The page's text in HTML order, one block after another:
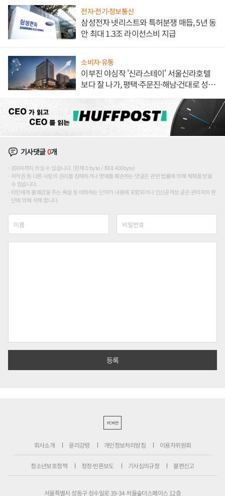
전자·전기·정보통신
삼성전자 넷리스트와 특허분쟁 매듭, 5년 동
안 최대 1.3조 라이선스비 지급
소비자·유통
이부진 야심작 '신라스테이' 서울신라호텔
보다 잘 나가, 평택·주문진·해남·건대로 성
기사댓글0개
200자까지 쓰실 수 있습니다. (현재 0 byte / 최대 400byte)
저작권 등 다른 사람의 권리를 침해하거나 명예를 훼손하는 댓글은 관련 법률에 의해 제재를 받을
수 있습니다.
타인에게 불쾌감을 주는 욕설 등 비하하는 단어가 내용에 포함되거나 인신공격성 글은 관리자의 판
단에 의해 삭제 합니다.
PC버전
회사소개 윤리강령 개인정보처리방침 이용자위원회
청소년보호정책 정정·반론보도 기사심의규정 불편신고
서울특별시 성동구 성수일로 39-34 서울숲더스페이스 12층